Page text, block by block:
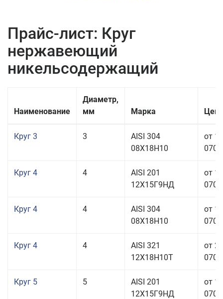
Прайс-лист: Круг
нержавеющий
никельсодержащий
Наименование
Диаметр,
мм
Марка
Круг 3 3
AISI 304
08Х18Н10
от
Круг 4 4
AISI 201
12Х15Г9НД
от
Круг 4 4
AISI 304
08Х18Н10
от
Круг 4 4
AISI 321
12Х18Н10Т
от
Круг 5 5
AISI 201
12Х15Г9НД
от